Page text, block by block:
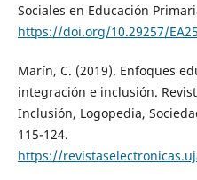
Sociales en Educación
https://doi.org/10.29257/
Marín, C. (2019). Enfoques
integración e inclusión.
Inclusión, Logopedia,
115-124.
https://